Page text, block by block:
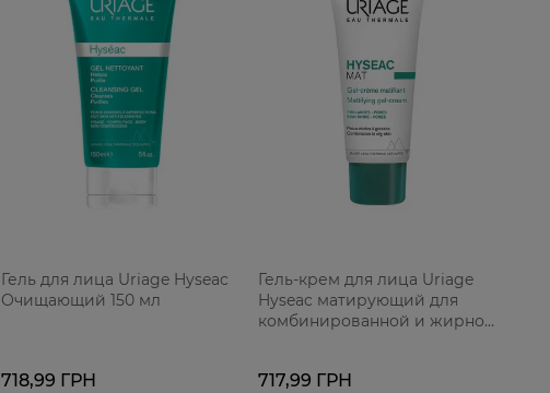
Гель для лица Uriage Hyseac
Очищающий 150 мл
718,99 ГРН
Гель-крем для лица Uriage
Hyseac матирующий для
комбинированной и жирной
717,99 ГРН